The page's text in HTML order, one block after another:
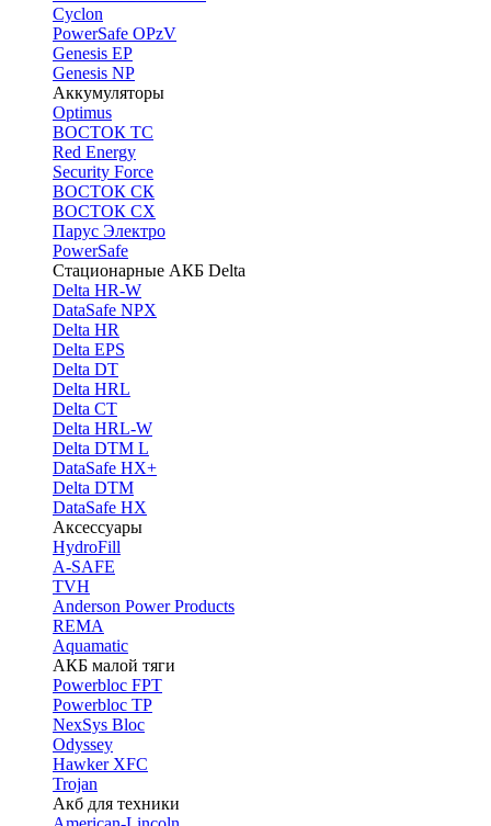
Cyclon
PowerSafe OPzV
Genesis EP
Genesis NP
Аккумуляторы
Optimus
ВОСТОК ТС
Red Energy
Security Force
ВОСТОК СК
ВОСТОК СХ
Парус Электро
PowerSafe
Стационарные АКБ Delta
Delta HR-W
DataSafe NPX
Delta HR
Delta EPS
Delta DT
Delta HRL
Delta CT
Delta HRL-W
Delta DTM L
DataSafe HX+
Delta DTM
DataSafe HX
Аксессуары
HydroFill
A-SAFE
TVH
Anderson Power Products
REMA
Aquamatic
АКБ малой тяги
Powerbloc FPT
Powerbloc TP
NexSys Bloc
Odyssey
Hawker XFC
Trojan
Акб для техники